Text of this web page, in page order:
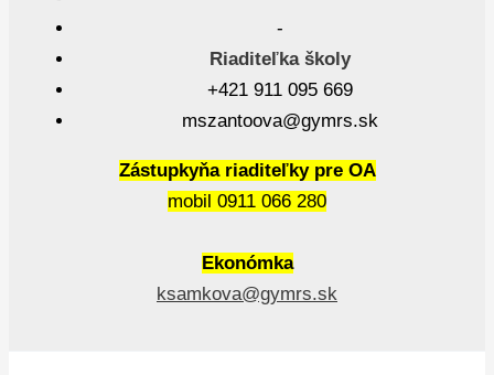
-
Riaditeľka školy
+421 911 095 669
mszantoova@gymrs.sk
Zástupkyňa riaditeľky pre OA
mobil 0911 066 280
Ekonómka
ksamkova@gymrs.sk